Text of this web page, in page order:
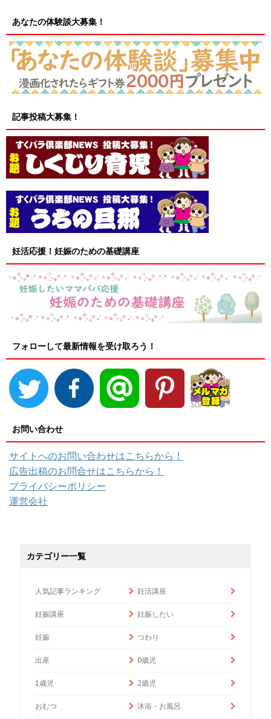
あなたの体験談大募集！
記事投稿大募集！
妊活応援！妊娠のための基礎講座
フォローして最新情報を受け取ろう！
お問い合わせ
サイトへのお問い合わせはこちらから！
広告出稿のお問合せはこちらから！
プライバシーポリシー
運営会社
カテゴリー一覧
人気記事ランキング 妊活講座
妊娠講座 妊娠したい
妊娠 つわり
出産 0歳児
1歳児 2歳児
おむつ 沐浴・お風呂